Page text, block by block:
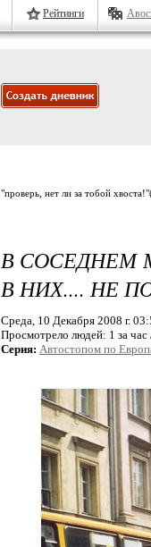
Рейтинги
"проверь, нет ли за тобой
В СОСЕДНЕМ
В НИХ.... НЕ
Среда, 10 Декабря 2008 г.
Просмотрело людей: 1 за
Серия: Автостопом по